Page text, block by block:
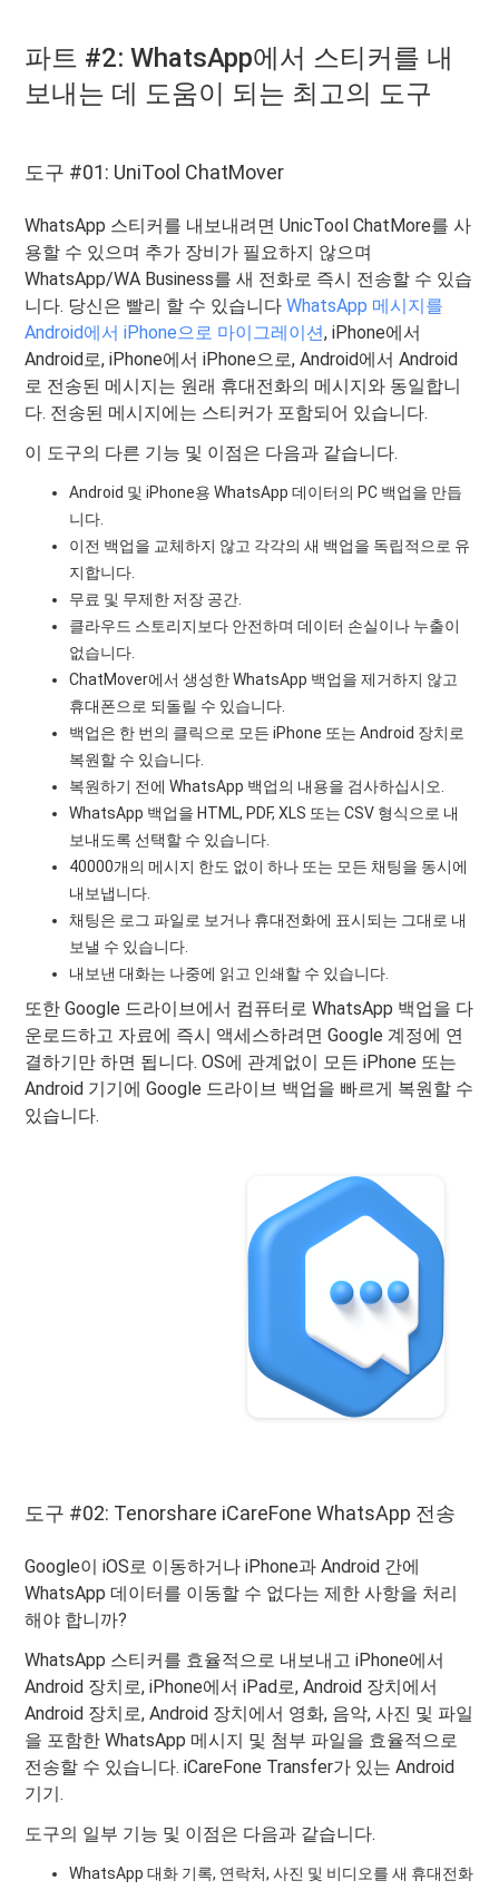
파트 #2: WhatsApp에서 스티커를 내
보내는 데 도움이 되는 최고의 도구
도구 #01: UniTool ChatMover
WhatsApp 스티커를 내보내려면 UnicTool ChatMore를 사
용할 수 있으며 추가 장비가 필요하지 않으며
WhatsApp/WA Business를 새 전화로 즉시 전송할 수 있습
니다. 당신은 빨리 할 수 ​​있습니다WhatsApp 메시지를
Android에서 iPhone으로 마이그레이션, iPhone에서
Android로, iPhone에서 iPhone으로, Android에서 Android
로 전송된 메시지는 원래 휴대전화의 메시지와 동일합니
다. 전송된 메시지에는 스티커가 포함되어 있습니다.
이 도구의 다른 기능 및 이점은 다음과 같습니다.
Android 및 iPhone용 WhatsApp 데이터의 PC 백업을 만듭
니다.
이전 백업을 교체하지 않고 각각의 새 백업을 독립적으로 유
지합니다.
무료 및 무제한 저장 공간.
클라우드 스토리지보다 안전하며 데이터 손실이나 누출이
없습니다.
ChatMover에서 생성한 WhatsApp 백업을 제거하지 않고
휴대폰으로 되돌릴 수 있습니다.
백업은 한 번의 클릭으로 모든 iPhone 또는 Android 장치로
복원할 수 있습니다.
복원하기 전에 WhatsApp 백업의 내용을 검사하십시오.
WhatsApp 백업을 HTML, PDF, XLS 또는 CSV 형식으로 내
보내도록 선택할 수 있습니다.
40000개의 메시지 한도 없이 하나 또는 모든 채팅을 동시에
내보냅니다.
채팅은 로그 파일로 보거나 휴대전화에 표시되는 그대로 내
보낼 수 있습니다.
내보낸 대화는 나중에 읽고 인쇄할 수 있습니다.
또한 Google 드라이브에서 컴퓨터로 WhatsApp 백업을 다
운로드하고 자료에 즉시 액세스하려면 Google 계정에 연
결하기만 하면 됩니다. OS에 관계없이 모든 iPhone 또는
Android 기기에 Google 드라이브 백업을 빠르게 복원할 수
있습니다.
도구 #02: Tenorshare iCareFone WhatsApp 전송
Google이 iOS로 이동하거나 iPhone과 Android 간에
WhatsApp 데이터를 이동할 수 없다는 제한 사항을 처리
해야 합니까?
WhatsApp 스티커를 효율적으로 내보내고 iPhone에서
Android 장치로, iPhone에서 iPad로, Android 장치에서
Android 장치로, Android 장치에서 영화, 음악, 사진 및 파일
을 포함한 WhatsApp 메시지 및 첨부 파일을 효율적으로
전송할 수 있습니다. iCareFone Transfer가 있는 Android
기기.
도구의 일부 기능 및 이점은 다음과 같습니다.
WhatsApp 대화 기록, 연락처, 사진 및 비디오를 새 휴대전화